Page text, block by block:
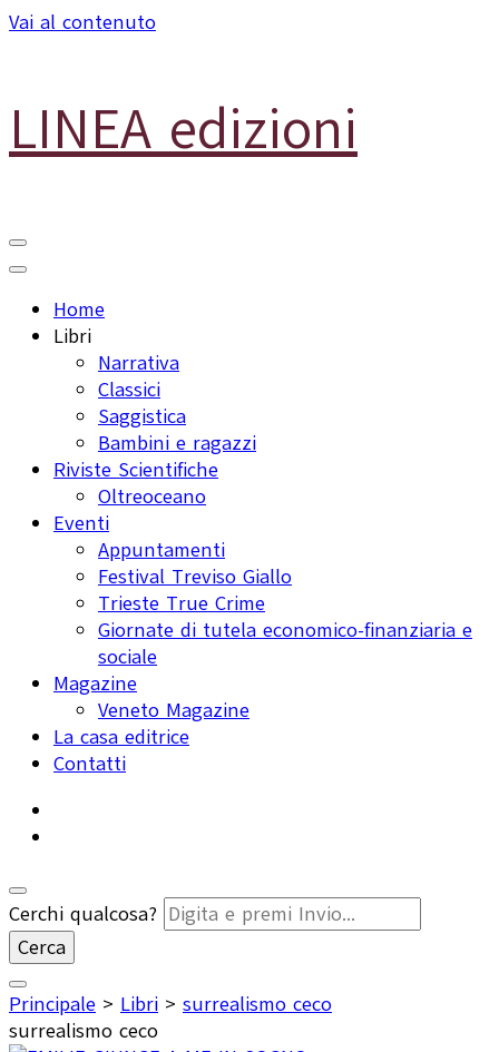
Vai al contenuto
LINEA edizioni
Home
Libri
Narrativa
Classici
Saggistica
Bambini e ragazzi
Riviste Scientifiche
Oltreoceano
Eventi
Appuntamenti
Festival Treviso Giallo
Trieste True Crime
Giornate di tutela economico-finanziaria e
sociale
Magazine
Veneto Magazine
La casa editrice
Contatti
Cerchi qualcosa?
Principale > Libri > surrealismo ceco
surrealismo ceco